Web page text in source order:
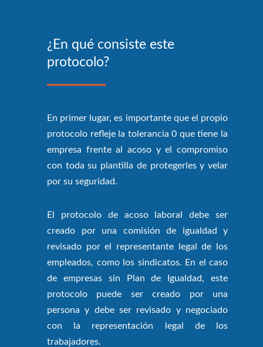
¿En qué consiste este
protocolo?
En primer lugar, es importante que el propio
protocolo refleje la tolerancia 0 que tiene la
empresa frente al acoso y el compromiso
con toda su plantilla de protegerles y velar
por su seguridad.
El protocolo de acoso laboral debe ser
creado por una comisión de igualdad y
revisado por el representante legal de los
empleados, como los sindicatos. En el caso
de empresas sin Plan de Igualdad, este
protocolo puede ser creado por una
persona y debe ser revisado y negociado
con la representación legal de los
trabajadores.